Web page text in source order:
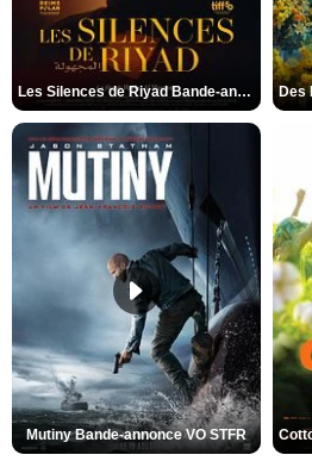
Les Silences de Riyad Bande-annonce VO STFR
Mutiny Bande-annonce VO STFR